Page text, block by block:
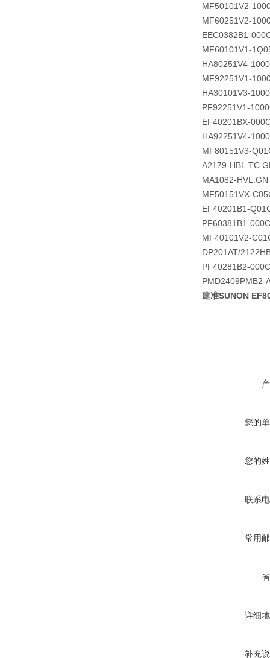
MF50101V2-
MF60251V2-
EEC0382B1-
MF60101V1-
HA80251V4-
MF92251V1-
HA30101V3-
PF92251V1-
EF40201BX-
HA92251V4-
MF80151V3-
A2179-
MA1082-HVL.GN
MF50151VX-
EF40201B1-
PF60381B1-
MF40101V2-
DP201AT/
PF40281B2-
PMD2409PMB2-
建准SUNON
您的
您的
联系
常用
详细
补充